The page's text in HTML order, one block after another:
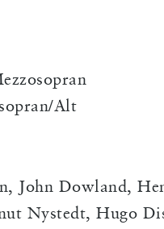
Alt
John Dowland,
Nystedt, Hugo